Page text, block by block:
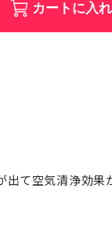
カートに入
て空気清浄効果